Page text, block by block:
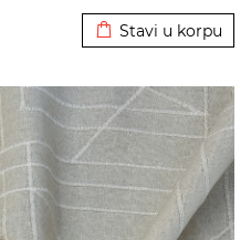
Stavi u korpu